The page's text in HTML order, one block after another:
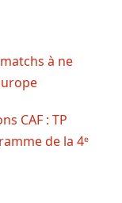
à ne
CAF : TP
de la 4ᵉ